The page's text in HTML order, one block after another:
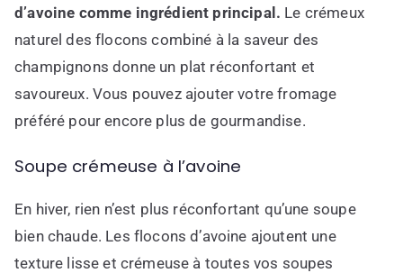
d’avoine comme ingrédient principal. Le crémeux
naturel des flocons combiné à la saveur des
champignons donne un plat réconfortant et
savoureux. Vous pouvez ajouter votre fromage
préféré pour encore plus de gourmandise.
Soupe crémeuse à l’avoine
En hiver, rien n’est plus réconfortant qu’une soupe
bien chaude. Les flocons d’avoine ajoutent une
texture lisse et crémeuse à toutes vos soupes